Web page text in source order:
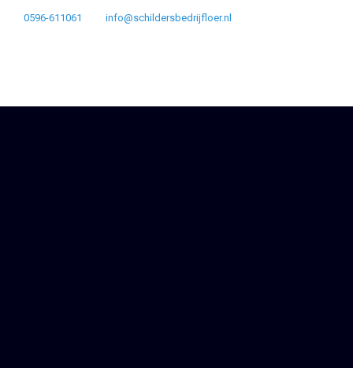
0596-611061 info@schildersbedrijfloer.nl